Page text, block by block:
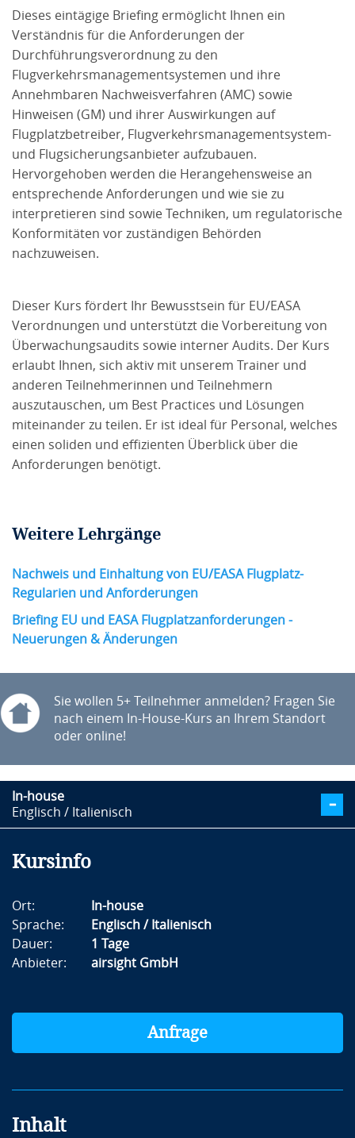
Dieses eintägige Briefing ermöglicht Ihnen ein
Verständnis für die Anforderungen der
Durchführungsverordnung zu den
Flugverkehrsmanagementsystemen und ihre
Annehmbaren Nachweisverfahren (AMC) sowie
Hinweisen (GM) und ihrer Auswirkungen auf
Flugplatzbetreiber, Flugverkehrsmanagementsystem-
und Flugsicherungsanbieter aufzubauen.
Hervorgehoben werden die Herangehensweise an
entsprechende Anforderungen und wie sie zu
interpretieren sind sowie Techniken, um regulatorische
Konformitäten vor zuständigen Behörden
nachzuweisen.
Dieser Kurs fördert Ihr Bewusstsein für EU/EASA
Verordnungen und unterstützt die Vorbereitung von
Überwachungsaudits sowie interner Audits. Der Kurs
erlaubt Ihnen, sich aktiv mit unserem Trainer und
anderen Teilnehmerinnen und Teilnehmern
auszutauschen, um Best Practices und Lösungen
miteinander zu teilen. Er ist ideal für Personal, welches
einen soliden und effizienten Überblick über die
Anforderungen benötigt.
Weitere Lehrgänge
Nachweis und Einhaltung von EU/EASA Flugplatz-
Regularien und Anforderungen
Briefing EU und EASA Flugplatzanforderungen -
Neuerungen & Änderungen
Sie wollen 5+ Teilnehmer anmelden? Fragen Sie
nach einem In-House-Kurs an Ihrem Standort
oder online!
In-house
Englisch / Italienisch
Kursinfo
Ort:
In-house
Sprache:
Englisch / Italienisch
Dauer:
1 Tage
Anbieter:
airsight GmbH
Anfrage
Inhalt